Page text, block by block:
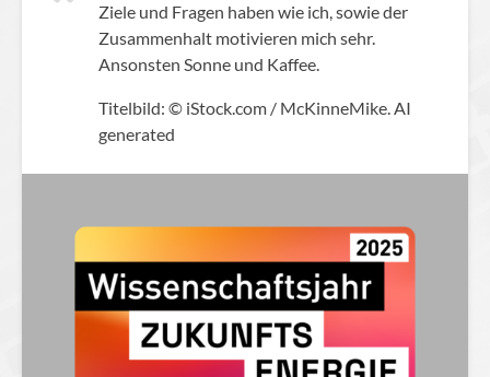
Ziele und Fragen haben wie ich, sowie der
Zusammenhalt motivieren mich sehr.
Ansonsten Sonne und Kaffee.
Titelbild: © iStock.com / McKinneMike. AI
generated